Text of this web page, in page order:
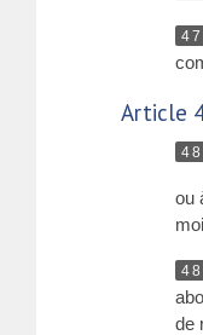
Article
ou
de